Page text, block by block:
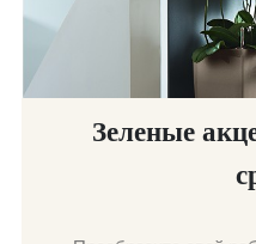
Зеленые